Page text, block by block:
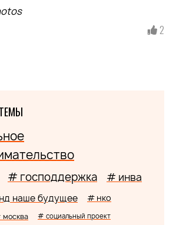
2
# господдержка # инва
наше будущее # нко
# социальный проект